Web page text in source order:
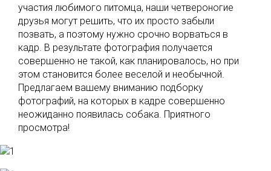
участия любимого питомца, наши четвероногие
друзья могут решить, что их просто забыли
позвать, а поэтому нужно срочно ворваться в
кадр. В результате фотография получается
совершенно не такой, как планировалось, но при
этом становится более веселой и необычной.
Предлагаем вашему вниманию подборку
фотографий, на которых в кадре совершенно
неожиданно появилась собака. Приятного
просмотра!